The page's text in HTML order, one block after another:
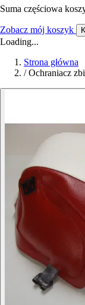
Suma częściowa
Zobacz mój koszyk
Loading...
Strona główna
/ Ochraniacz